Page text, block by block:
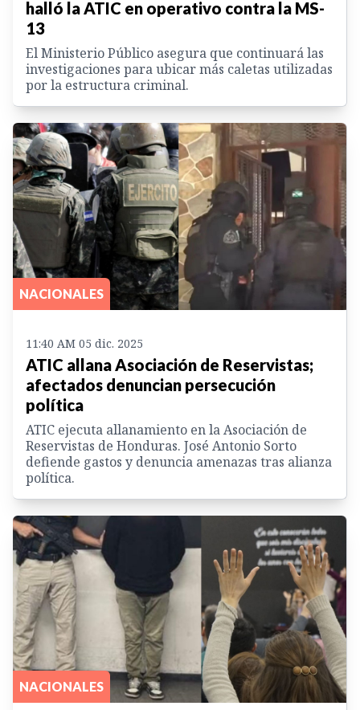
halló la ATIC en operativo contra la MS-
13
El Ministerio Público asegura que continuará las
investigaciones para ubicar más caletas utilizadas
por la estructura criminal.
NACIONALES
11:40 AM 05 dic. 2025
ATIC allana Asociación de Reservistas;
afectados denuncian persecución
política
ATIC ejecuta allanamiento en la Asociación de
Reservistas de Honduras. José Antonio Sorto
defiende gastos y denuncia amenazas tras alianza
política.
NACIONALES